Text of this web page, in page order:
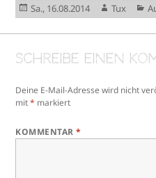
Veröffentlicht
am
Sa., 16.08.2014 Autor
Tux
Schreibe einen
Deine E-Mail-Adresse wird nicht
mit* markiert
KOMMENTAR*